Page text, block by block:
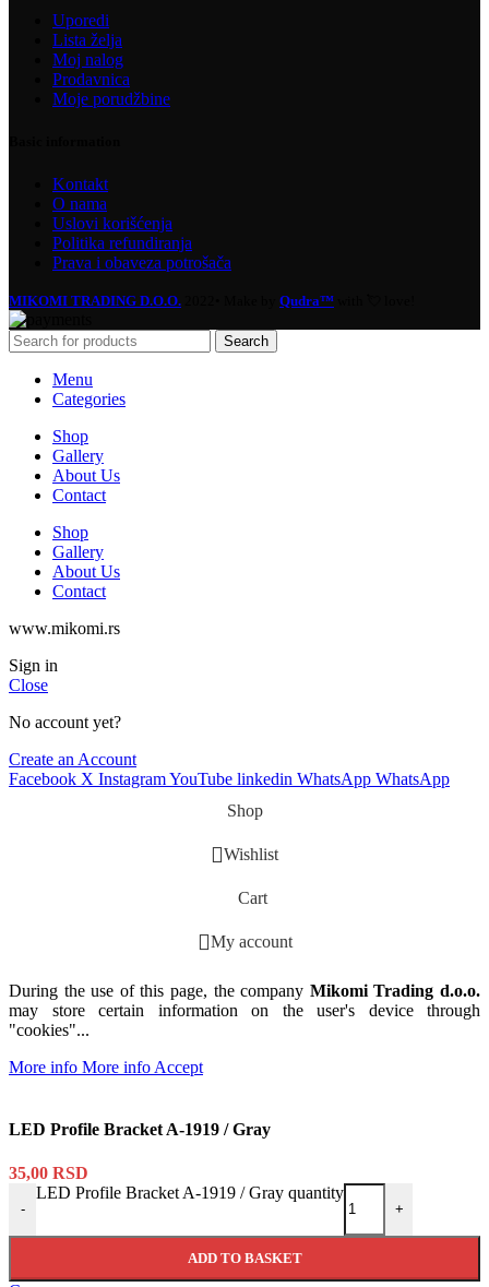
Uporedi
Lista želja
Moj nalog
Prodavnica
Moje porudžbine
Kontakt
O nama
Uslovi korišćenja
Politika refundiranja
Prava i obaveza potrošača
MIKOMI TRADING D.O.O. Qudra™
Search
Menu
Categories
Shop
Gallery
About Us
Contact
Shop
Gallery
About Us
Contact
www.mikomi.rs
Sign in
Close
No account yet?
Create an Account
Facebook X InstagramYouTube linkedin WhatsApp WhatsApp
Shop
Wishlist
Cart
My account
During the use of this page, the company Mikomi Trading d.o.o.
may store certain information on the user's device through
"cookies"...
More info More info Accept
LED Profile Bracket A-1919 / Gray
35,00 RSD
-
LED Profile Bracket A-1919 / Gray quantity
+
ADD TO BASKET